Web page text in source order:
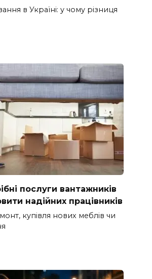
в Україні: у чому різниця
послуги вантажників
надійних працівників
купівля нових меблів чи